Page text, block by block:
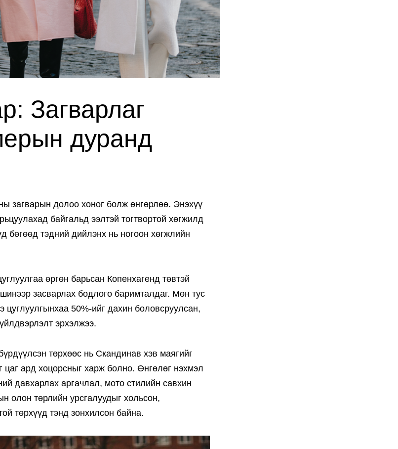
Загварлаг
дуранд
загварын долоо хоног болж өнгөрлөө. Энэхүү
байгальд ээлтэй тогтвортой хөгжилд
бөгөөд тэдний дийлэнх нь ногоон хөгжлийн
өргөн барьсан Копенхагенд төвтэй
засварлах бодлого баримталдаг. Мөн тус
50%-ийг дахин боловсруулсан,
эрхэлжээ.
төрхөөс нь Скандинав хэв маягийг
ард хоцорсныг харж болно. Өнгөлөг нэхмэл
давхарлах аргачлал, мото стилийн савхин
олон төрлийн урсгалуудыг хольсон,
төрхүүд тэнд зонхилсон байна.